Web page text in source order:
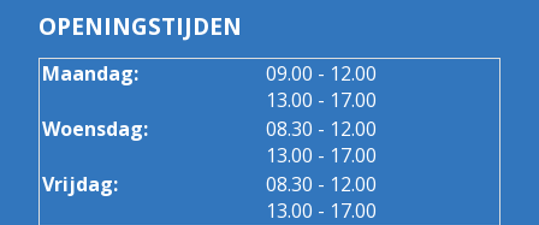
OPENINGSTIJDEN
Maandag: 09.00 tot
- 12.00
13.00 tot
- 17.00
Woensdag:
08.30 tot
- 12.00
13.00 tot
- 17.00
Vrijdag:
08.30 tot
- 12.00
13.00 tot
- 17.00